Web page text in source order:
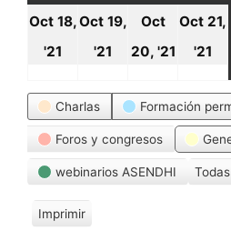
Oct 18,
'21
2021
Oct 19,
'21
19
2021
Oct
20, '21
20
2021
Oct 21,
'21
Categorías
Charlas Formación
Foros y congresos
webinarios ASENDHI
Imprimir
V